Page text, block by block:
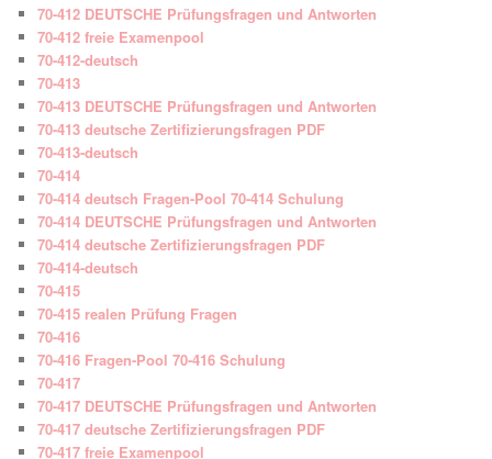
70-412 DEUTSCHE Prüfungsfragen und Antworten
70-412 freie Examenpool
70-412-deutsch
70-413
70-413 DEUTSCHE Prüfungsfragen und Antworten
70-413 deutsche Zertifizierungsfragen PDF
70-413-deutsch
70-414
70-414 deutsch Fragen-Pool 70-414 Schulung
70-414 DEUTSCHE Prüfungsfragen und Antworten
70-414 deutsche Zertifizierungsfragen PDF
70-414-deutsch
70-415
70-415 realen Prüfung Fragen
70-416
70-416 Fragen-Pool 70-416 Schulung
70-417
70-417 DEUTSCHE Prüfungsfragen und Antworten
70-417 deutsche Zertifizierungsfragen PDF
70-417 freie Examenpool